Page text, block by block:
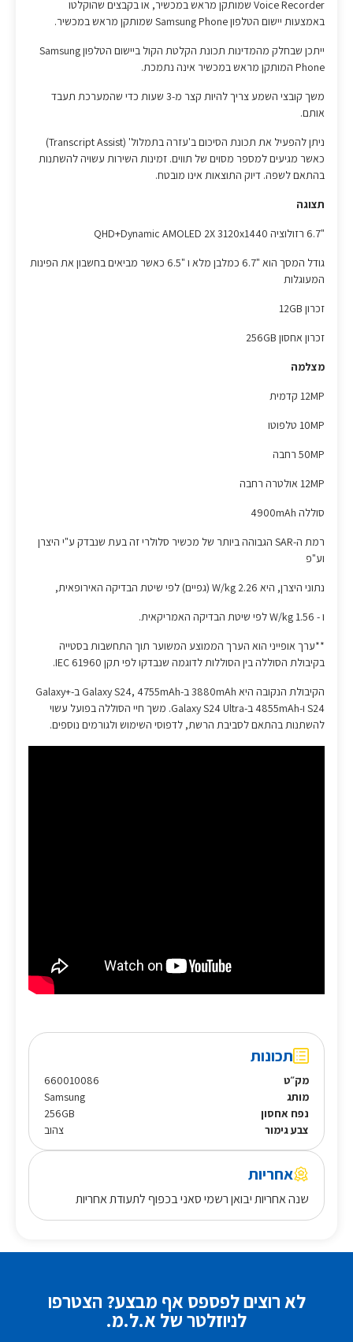
Voice Recorder שמותקן מראש במכשיר, או בקבצים שהוקלטו
באמצעות יישום הטלפון Samsung Phone שמותקן מראש במכשיר.
ייתכן שבחלק מהמדינות תכונת הקלטת הקול ביישום הטלפון Samsung
Phone המותקן מראש במכשיר אינה נתמכת.
משך קובצי השמע צריך להיות קצר מ-3 שעות כדי שהמערכת תעבד
אותם.
ניתן להפעיל את תכונת הסיכום ב'עזרה בתמלול' (Transcript Assist)
כאשר מגיעים למספר מסוים של תווים. זמינות השירות עשויה להשתנות
בהתאם לשפה. דיוק התוצאות אינו מובטח.
תצוגה
גודל המסך הוא "6.7 כמלבן מלא ו "6.5 כאשר מביאים בחשבון את הפינות
המעוגלות
זכרון 12GB
זכרון אחסון 256GB
מצלמה
12MP קדמית
10MP טלפוטו
50MP רחבה
12MP אולטרה רחבה
סוללה 4900mAh
רמת ה-SAR הגבוהה ביותר של מכשיר סלולרי זה בעת שנבדק ע"י היצרן
וע"פ
נתוני היצרן, היא 2.26 W/kg (גפיים) לפי שיטת הבדיקה האירופאית,
ו - 1.56 W/kg לפי שיטת הבדיקה האמריקאית.
**ערך אופייני הוא הערך הממוצע המשוער תוך התחשבות בסטייה
בקיבולת הסוללה בין הסוללות לדוגמה שנבדקו לפי תקן IEC 61960.
הקיבולת הנקובה היא 3880mAh ב-Galaxy S24, 4755mAh ב-+Galaxy
S24 ו-4855mAh ב-Galaxy S24 Ultra. משך חיי הסוללה בפועל עשוי
להשתנות בהתאם לסביבת הרשת, לדפוסי השימוש ולגורמים נוספים.
תכונות
מק״ט
660010086
מותג
Samsung
נפח אחסון
256GB
צבע גימור
צהוב
אחריות
שנה אחריות יבואן רשמי סאני בכפוף לתעודת אחריות
לא רוצים לפספס אף מבצע? הצטרפו
לניוזלטר של א.ל.מ.